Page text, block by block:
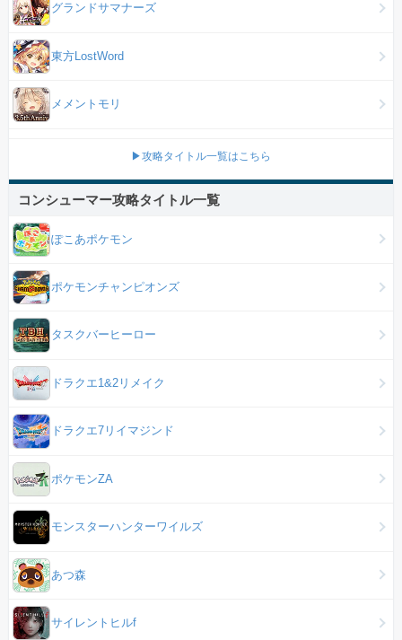
グランドサマナーズ
東方LostWord
メメントモリ
▶攻略タイトル一覧はこちら
コンシューマー攻略タイトル一覧
ぽこあポケモン
ポケモンチャンピオンズ
タスクバーヒーロー
ドラクエ1&2リメイク
ドラクエ7リイマジンド
ポケモンZA
モンスターハンターワイルズ
あつ森
サイレントヒルf